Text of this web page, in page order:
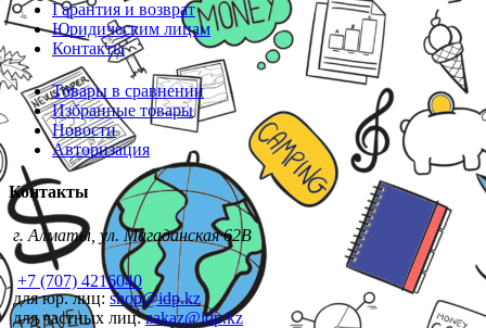
Гарантия и возврат
Юридическим лицам
Контакты
Товары в сравнении
Избранные товары
Новости
Авторизация
Контакты
г. Алматы, ул. Магаданская 62В
+7 (707) 4216040
для юр. лиц: shop@idp.kz
для частных лиц:zakaz@idp.kz